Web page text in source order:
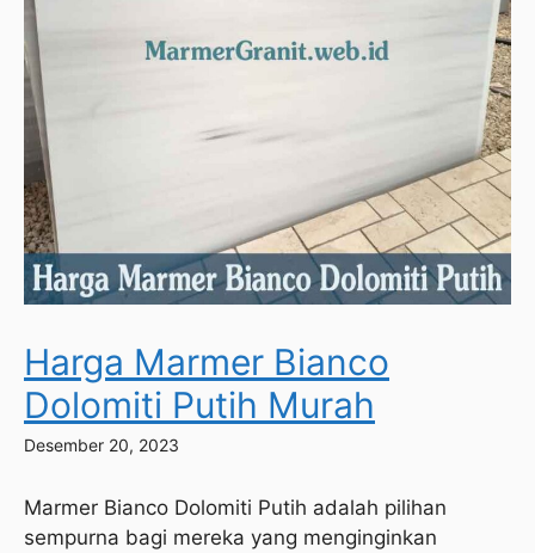
Harga Marmer Bianco
Dolomiti Putih Murah
Desember 20, 2023
Marmer Bianco Dolomiti Putih adalah pilihan
sempurna bagi mereka yang menginginkan